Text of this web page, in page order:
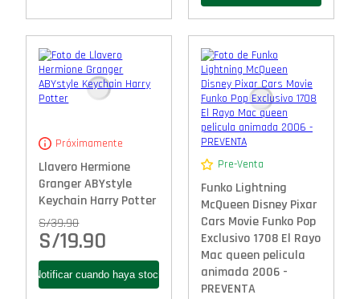
Próximamente
Llavero Hermione
Granger ABYstyle
Keychain Harry Potter
S/39.90
S/19.90
Pre-Venta
Funko Lightning
McQueen Disney Pixar
Cars Movie Funko Pop
Exclusivo 1708 El Rayo
Mac queen pelicula
animada 2006 -
PREVENTA